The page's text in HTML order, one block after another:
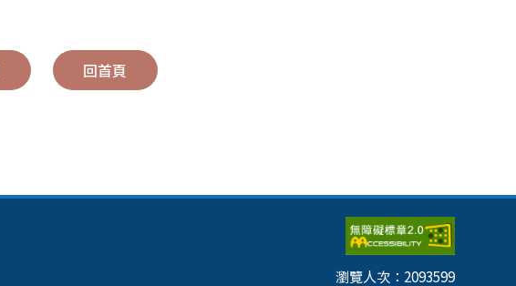
回首頁
瀏覽人次： 2093599